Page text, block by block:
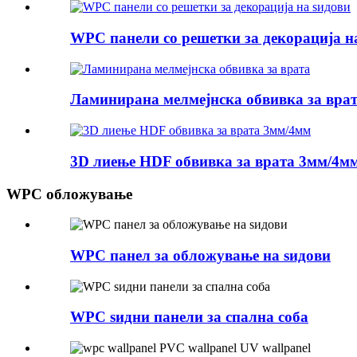
WPC панели со решетки за декорација
Ламинирана мелмејнска обвивка за
3D лиење HDF обвивка за врата 3мм/
WPC обложување
WPC панел за обложување на ѕидови
WPC ѕидни панели за спална соба